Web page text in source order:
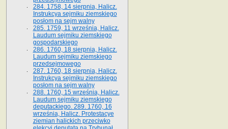
284. 1758, 14 sierpnia, Halicz.
Instrukcya sejmiku ziemskiego
posłom na sejm walny
285. 1759, 11 września, Halicz.
Laudum sejmiku ziemskiego
gospodarskiego
286. 1760, 18 sierpnia, Halicz.
Laudum sejmiku ziemskiego
przedsejmowego
287. 1760, 18 sierpnia, Halicz.
Instrukcya sejmiku ziemskiego
posłom na sejm walny
288. 1760, 15 września, Halicz.
Laudum sejmiku ziemskiego
deputackiego. 289. 1760, 16
września, Halicz. Protestacye
ziemian halickich przeciwko